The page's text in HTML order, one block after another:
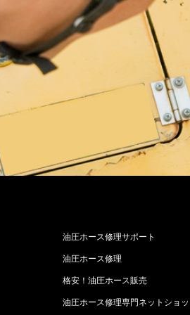
油圧ホース修理サポート
油圧ホース修理
格安！油圧ホース販売
油圧ホース修理専門ネットショッ